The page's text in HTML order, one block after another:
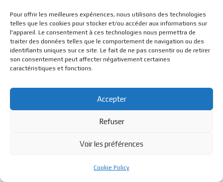
Pour offrir les meilleures expériences, nous utilisons des technologies
telles que les cookies pour stocker et/ou accéder aux informations sur
l'appareil. Le consentement à ces technologies nous permettra de
traiter des données telles que le comportement de navigation ou des
identifiants uniques sur ce site. Le fait de ne pas consentir ou de retirer
son consentement peut affecter négativement certaines
caractéristiques et fonctions.
Accepter
Refuser
Voir les préférences
Cookie Policy
© BL Optique - 22 Rue de la Cueille - 39170 Lavans Les St
Claude - 2023 - Tous droits réservés